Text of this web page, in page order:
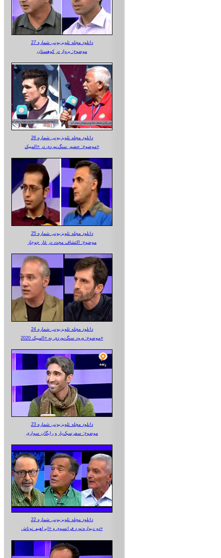
دانلود مجله تلویزیونی شماره 27
موضوع: پرواز در کوهستان
دانلود مجله تلویزیونی شماره 26
موضوع: حضور سنگ‌نوردی در «المپیک»
دانلود مجله تلویزیونی شماره 25
موضوع: اکتشاف مجدد در غار جوجار
دانلود مجله تلویزیونی شماره 24
موضوع: ورود سنگ‌نوردی به «المپیک 2020»
دانلود مجله تلویزیونی شماره 23
موضوع: سفرسبک‌بار و رایگان سواری
دانلود مجله تلویزیونی شماره 22
دو دیواره‌نورد فرانسوی و «ابراهیم نوتاش»